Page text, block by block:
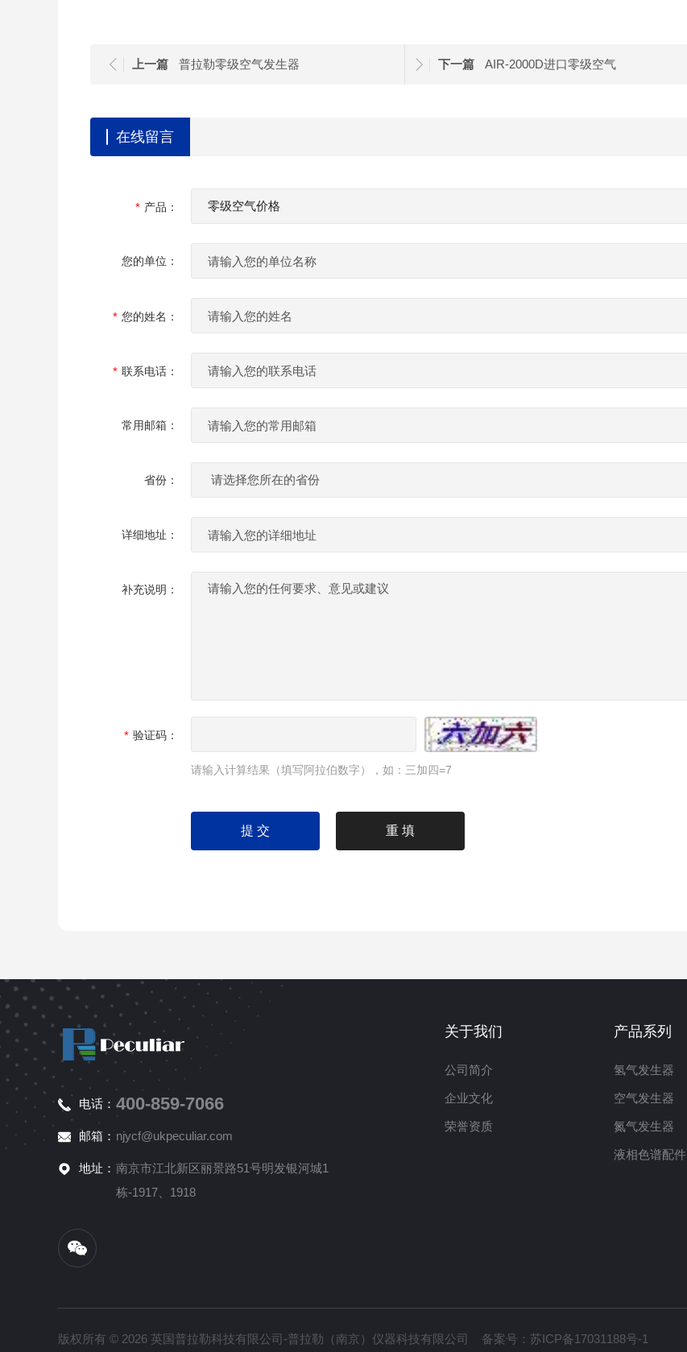
上一篇 普拉勒零级空气发生器 下一篇 AIR-2000D进口零级空气
在线留言
产品：
您的单位：
您的姓名：
联系电话：
常用邮箱：
省份：
详细地址：
补充说明：
验证码：
请输入计算结果（填写阿拉伯数字），如：三加四=7
电话： 400-859-7066
邮箱： njycf@ukpeculiar.com
地址： 南京市江北新区丽景路51号明发银河城1
栋-1917、1918
关于我们
公司简介
企业文化
荣誉资质
产品系列
氢气发生器
空气发生器
氮气发生器
液相色谱配件
版权所有 © 2026 英国普拉勒科技有限公司-普拉勒（南京）仪器科技有限公司 备案号： 苏ICP备17031188号-1